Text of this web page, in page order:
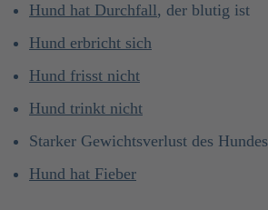
Hund hat Durchfall, der blutig ist
Hund erbricht sich
Hund frisst nicht
Hund trinkt nicht
Starker Gewichtsverlust des Hundes
Hund hat Fieber